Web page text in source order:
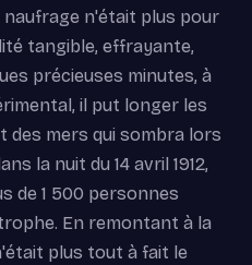
naufrage n'était plus pour
tangible, effrayante,
précieuses minutes, à
il put longer les
des mers qui sombra lors
la nuit du 14 avril 1912,
de 1 500 personnes
En remontant à la
plus tout à fait le